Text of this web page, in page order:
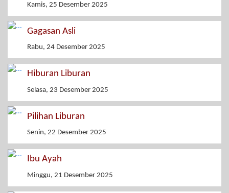
Kamis, 25 Desember 2025
Gagasan Asli
Rabu, 24 Desember 2025
Hiburan Liburan
Selasa, 23 Desember 2025
Pilihan Liburan
Senin, 22 Desember 2025
Ibu Ayah
Minggu, 21 Desember 2025